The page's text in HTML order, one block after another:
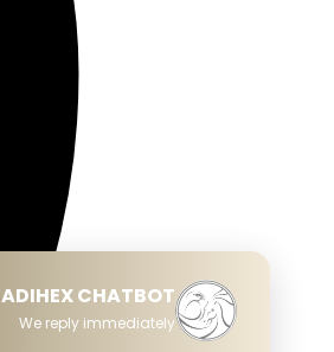
ADIHEX CHATBOT
We reply immediately